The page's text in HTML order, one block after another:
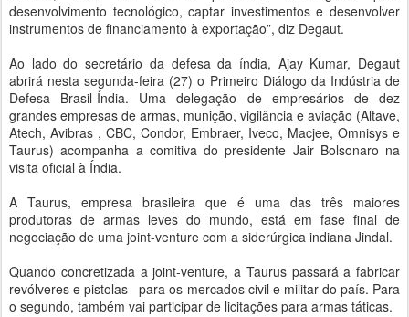
desenvolvimento tecnológico, captar investimentos e desenvolver
instrumentos de financiamento à exportação”, diz Degaut.
Ao lado do secretário da defesa da índia, Ajay Kumar, Degaut
abrirá nesta segunda-feira (27) o Primeiro Diálogo da Indústria de
Defesa Brasil-Índia. Uma delegação de empresários de dez
grandes empresas de armas, munição, vigilância e aviação (Altave,
Atech, Avibras , CBC, Condor, Embraer, Iveco, Macjee, Omnisys e
Taurus) acompanha a comitiva do presidente Jair Bolsonaro na
visita oficial à Índia.
A Taurus, empresa brasileira que é uma das três maiores
produtoras de armas leves do mundo, está em fase final de
negociação de uma joint-venture com a siderúrgica indiana Jindal.
Quando concretizada a joint-venture, a Taurus passará a fabricar
revólveres e pistolas para os mercados civil e militar do país. Para
o segundo, também vai participar de licitações para armas táticas.